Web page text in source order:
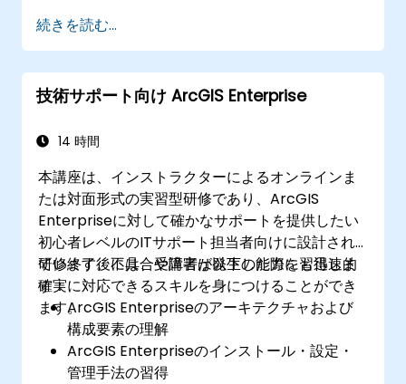
ModelBuilderやPythonを用いて作業フロー
を自動化する
続きを読む...
技術サポート向け ArcGIS Enterprise
14 時間
本講座は、インストラクターによるオンラインま
たは対面形式の実習型研修であり、ArcGIS
Enterpriseに対して確かなサポートを提供したい
初心者レベルのITサポート担当者向けに設計され
ています。不具合や障害が発生した際にも迅速的
確実に対応できるスキルを身につけることができ
ます。
研修終了後には、受講者は以下の能力を習得しま
す：
ArcGIS Enterpriseのアーキテクチャおよび
構成要素の理解
ArcGIS Enterpriseのインストール・設定・
管理手法の習得